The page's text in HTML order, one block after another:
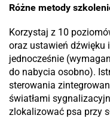
Różne metody
Korzystaj z 10
oraz ustawień dźwięku
jednocześnie
do nabycia osobno).
sterowania
światłami
zlokalizować psa przy